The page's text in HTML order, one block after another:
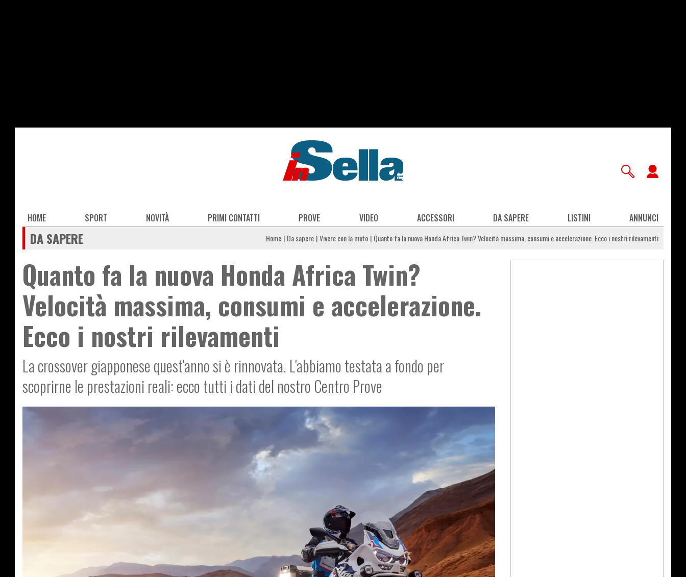
Main
navigation
HOME SPORT NOVITÀ PRIMI CONTATTI PROVE VIDEO ACCESSORI DA SAPERE LISTINI ANNUNCI
DA SAPERE Home Da sapere Vivere con la moto Quanto fa la nuova Honda Africa Twin? Velocità massima, consumi e accelerazione. Ecco i nostri rilevamenti
Quanto fa la nuova Honda Africa Twin?
Velocità massima, consumi e accelerazione.
Ecco i nostri rilevamenti
La crossover giapponese quest'anno si è rinnovata. L'abbiamo testata a fondo per
scoprirne le prestazioni reali: eccotutti i dati del nostro Centro Prove